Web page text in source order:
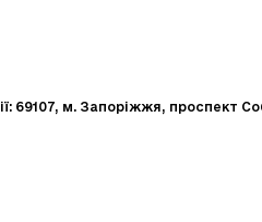
69107, м. Запоріжжя, проспект